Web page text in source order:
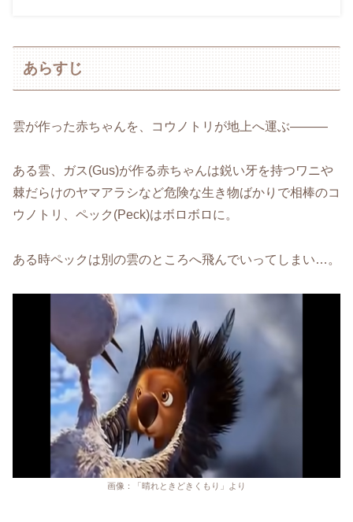
あらすじ
雲が作った赤ちゃんを、コウノトリが地上へ運ぶ―――
ある雲、ガス(Gus)が作る赤ちゃんは鋭い牙を持つワニや
棘だらけのヤマアラシなど危険な生き物ばかりで相棒のコ
ウノトリ、ペック(Peck)はボロボロに。
ある時ペックは別の雲のところへ飛んでいってしまい…。
画像：「晴れときどきくもり」より